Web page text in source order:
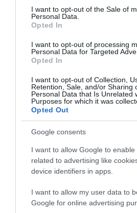
consent section.
I want to opt-out of the Sale of
Personal Data.
Opted In
I want to opt-out of processing
Personal Data for Targeted
Opted In
I want to opt-out of Collection,
Retention, Sale, and/or Sharing
Personal Data that Is Unrelated
Purposes for which it was
Opted Out
Google consents
I want to allow Google to enable
related to advertising like
device identifiers in apps.
I want to allow my user data to
Google for online advertising
271
3 h 34 min
This Simple Trick Removes
Your Body!